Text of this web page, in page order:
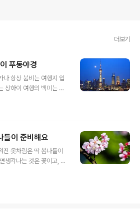
더보기
푸동야경
나 항상 붐비는 여행지 입
상하이 여행의 백미는 무
東路)라고 말하는 사람도
있을 것 같네요. 저는 와
. 와이탄에서 바라본 푸동
하이의 대표적인 전망대
라보는 뷰가 더 좋다는
들이 준비해요
진 옷차림은 딱 봄나들이
생각나는 것은 꽃이고, 봄
내리면 벚꽃이 금새 져버